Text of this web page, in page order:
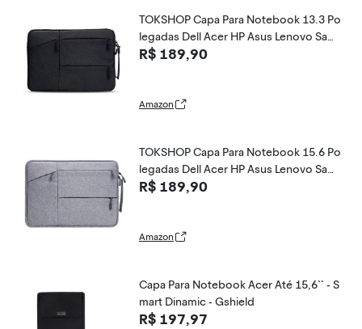
TOKSHOP Capa Para Notebook 13.3 Po
legadas Dell Acer HP Asus Lenovo Sams
ung Impermeável Slim com Interior de
R$ 189,90
Amazon
TOKSHOP Capa Para Notebook 15.6 Po
legadas Dell Acer HP Asus Lenovo Sams
ung Impermeável Slim com Interior de
R$ 189,90
Amazon
Capa Para Notebook Acer Até 15,6`` - S
mart Dinamic - Gshield
R$ 197,97